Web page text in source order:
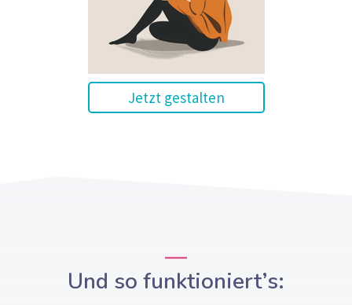
Jetzt gestalten
Und so funktioniert’s: